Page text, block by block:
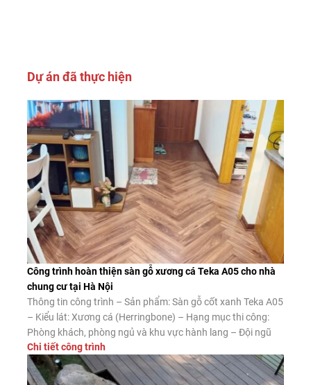
Dự án đã thực hiện
Công trình hoàn thiện sàn gỗ xương cá Teka A05 cho nhà
chung cư tại Hà Nội
Thông tin công trình – Sản phẩm: Sàn gỗ cốt xanh Teka A05
– Kiểu lát: Xương cá (Herringbone) – Hạng mục thi công:
Phòng khách, phòng ngủ và khu vực hành lang – Đội ngũ
thi công: Sàn Đẹp Ưu điểm của sàn gỗ xương cá cốt xanh
Teka A05 Ngoài vẻ đẹp nổi […]
Chi tiết công trình